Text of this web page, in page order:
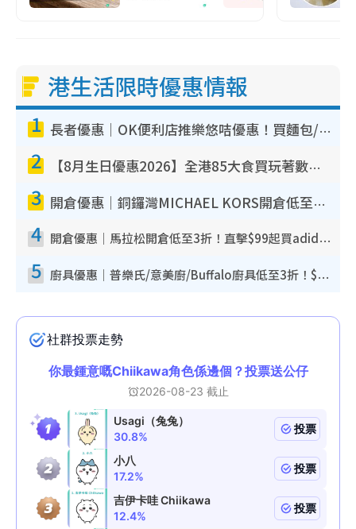
港生活限時優惠情報
1 長者優惠｜OK便利店推樂悠咭優惠！買麵包/牛奶/保健品拍卡即減
2 【8月生日優惠2026】全港85大食買玩著數攻略 自助餐/火鍋放題同行免費＋誠品/DONKI送現金券
3 開倉優惠｜銅鑼灣MICHAEL KORS開倉低至17折！直擊$500起買手袋/銀包/鞋款 必買經典Jet Set系列
4 開倉優惠｜馬拉松開倉低至3折！直擊$99起買adidas／New Balance／Puma鞋款 STANLEY保溫杯劈價至$119起
5 廚具優惠｜普樂氏/意美廚/Buffalo廚具低至3折！$89起買煎鍋／炒鑊／個人鍋 同場小家電激減至$99起